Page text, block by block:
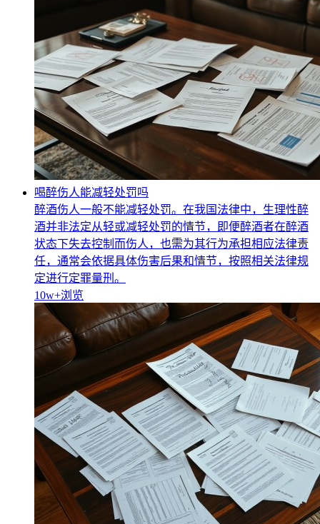
喝醉伤人能减轻处罚吗
醉酒伤人一般不能减轻处罚。在我国法律中，生理性醉
酒并非法定从轻或减轻处罚的情节，即便醉酒者在醉酒
状态下失去控制而伤人，也需为其行为承担相应法律责
任，通常会依据具体伤害后果和情节，按照相关法律规
定进行定罪量刑。
10w+浏览